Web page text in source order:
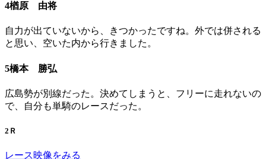
4楢原 由将
自力が出ていないから、きつかったですね。外では併される
と思い、空いた内から行きました。
5橋本 勝弘
広島勢が別線だった。決めてしまうと、フリーに走れないの
で、自分も単騎のレースだった。
2Ｒ
レース映像をみる